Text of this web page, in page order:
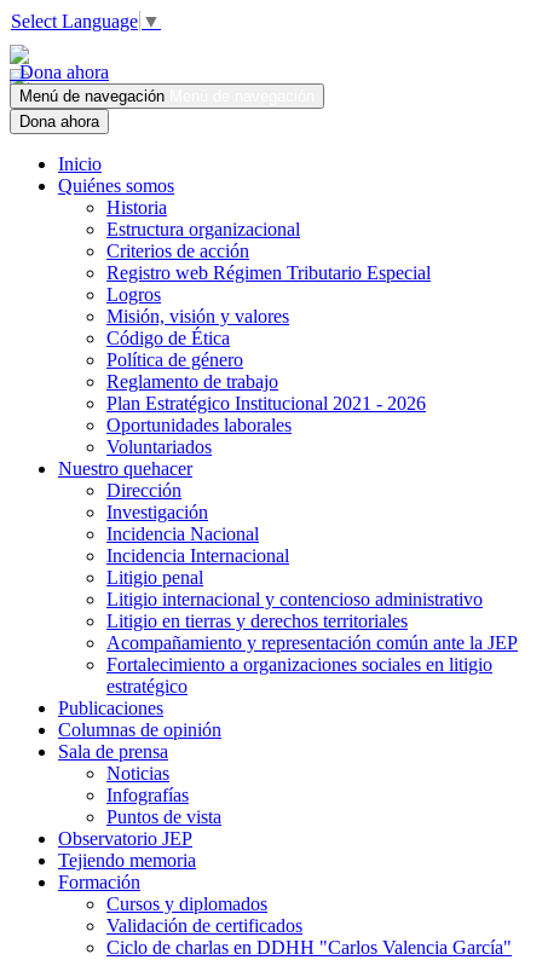
Select Language ▼
Dona ahora
Menú de navegación
Dona ahora
Inicio
Quiénes somos
Historia
Estructura organizacional
Criterios de acción
Registro web Régimen Tributario Especial
Logros
Misión, visión y valores
Código de Ética
Política de género
Reglamento de trabajo
Plan Estratégico Institucional 2021 - 2026
Oportunidades laborales
Voluntariados
Nuestro quehacer
Dirección
Investigación
Incidencia Nacional
Incidencia Internacional
Litigio penal
Litigio internacional y contencioso administrativo
Litigio en tierras y derechos territoriales
Acompañamiento y representación común ante la JEP
Fortalecimiento a organizaciones sociales en litigio
estratégico
Publicaciones
Columnas de opinión
Sala de prensa
Noticias
Infografías
Puntos de vista
Observatorio JEP
Tejiendo memoria
Formación
Cursos y diplomados
Validación de certificados
Ciclo de charlas en DDHH "Carlos Valencia García"